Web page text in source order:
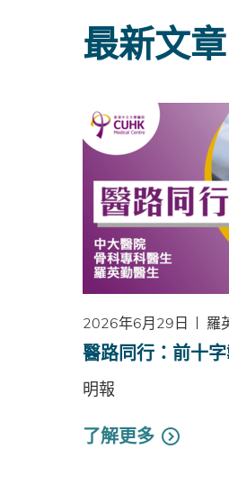
最新文章
2026年6月29日 羅
醫路同行：前十
明報
了解更多